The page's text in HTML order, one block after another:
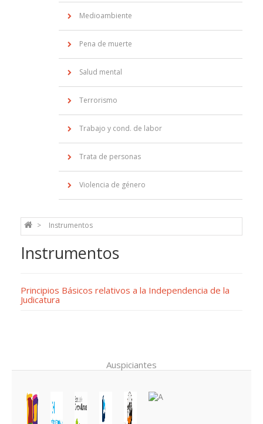
Medioambiente
Pena de muerte
Salud mental
Terrorismo
Trabajo y cond. de labor
Trata de personas
Violencia de género
Instrumentos
Instrumentos
Principios Básicos relativos a la Independencia de la
Judicatura
Auspiciantes